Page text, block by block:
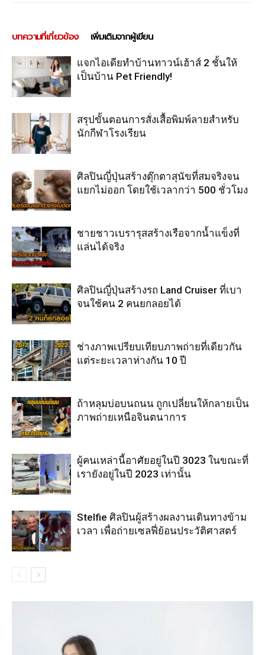
บทความที่เกี่ยวข้อง เพิ่มเติมจากผู้เขียน
แจกไอเดียทำบ้านทาวน์เฮ้าส์ 2 ชั้นให้
เป็นบ้าน Pet Friendly!
สรุปขั้นตอนการสั่งเสื้อพิมพ์ลายสำหรับ
นักกีฬาโรงเรียน
ศิลปินญี่ปุ่นสร้างตุ๊กตาสุนัขที่สมจริงจน
แยกไม่ออก โดยใช้เวลากว่า 500 ชั่วโมง
ชายชาวเบรารุสสร้างเรือจากน้ำแข็งที่
แล่นได้จริง
ศิลปินญี่ปุ่นสร้างรถ Land Cruiser ที่เบา
จนใช้คน 2 คนยกลอยได้
ช่างภาพเปรียบเทียบภาพถ่ายที่เดียวกัน
แต่ระยะเวลาห่างกัน 10 ปี
ถ้าหลุมบ่อบนถนน ถูกเปลี่ยนให้กลายเป็น
ภาพถ่ายเหนือจินตนาการ
ผู้คนเหล่านี้อาศัยอยู่ในปี 3023 ในขณะที่
เรายังอยู่ในปี 2023 เท่านั้น
Stelfie ศิลปินผู้สร้างผลงานเดินทางข้าม
เวลา เพื่อถ่ายเซลฟี่ย้อนประวัติศาสตร์